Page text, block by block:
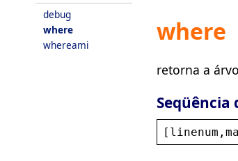
debug
where
whereami
where
retorna a
Seqüência
[ linenum ,